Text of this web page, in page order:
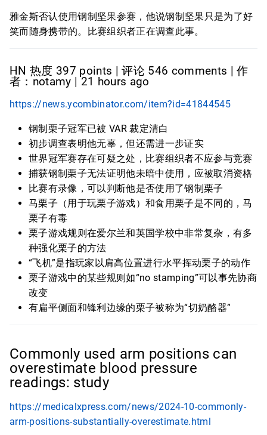
雅金斯否认使用钢制坚果参赛，他说钢制坚果只是为了好
笑而随身携带的。比赛组织者正在调查此事。
HN 热度 397 points | 评论 546 comments | 作
者：notamy | 21 hours ago
https://news.ycombinator.com/item?id=41844545
钢制栗子冠军已被 VAR 裁定清白
初步调查表明他无辜，但还需进一步证实
世界冠军赛存在可疑之处，比赛组织者不应参与竞赛
捕获钢制栗子无法证明他未暗中使用，应被取消资格
比赛有录像，可以判断他是否使用了钢制栗子
马栗子（用于玩栗子游戏）和食用栗子是不同的，马
栗子有毒
栗子游戏规则在爱尔兰和英国学校中非常复杂，有多
种强化栗子的方法
“飞机”是指玩家以肩高位置进行水平挥动栗子的动作
栗子游戏中的某些规则如“no stamping”可以事先协商
改变
有扁平侧面和锋利边缘的栗子被称为“切奶酪器”
Commonly used arm positions can
overestimate blood pressure
readings: study
https://medicalxpress.com/news/2024-10-commonly-
arm-positions-substantially-overestimate.html